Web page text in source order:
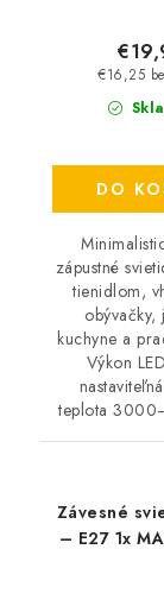
€16,25
DO
zápustné
tienidlom,
obývačky,
kuchyne a
Výkon
teplota
Závesné
– E27 1x